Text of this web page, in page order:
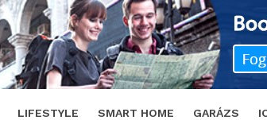
LIFESTYLE SMART HOME GARÁZS
a LEGO Csoport és a SHARE